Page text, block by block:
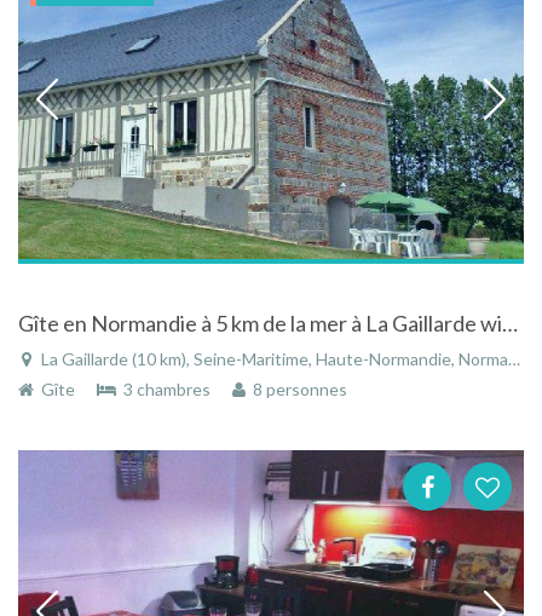
Gîte en Normandie à 5 km de la mer à La Gaillarde wifi lits faits à votre arrivée animaux acceptés
La Gaillarde (10 km), Seine-Maritime, Haute-Normandie, Normandie, France
Gîte
3 chambres 8 personnes